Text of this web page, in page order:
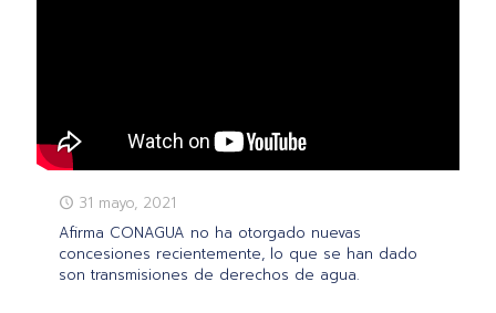
31 mayo, 2021
Afirma CONAGUA no ha otorgado nuevas
concesiones recientemente, lo que se han dado
son transmisiones de derechos de agua.